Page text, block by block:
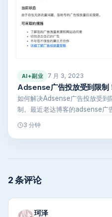
AI+副业 7 月 3, 2023
Adsense广告投放受到限制
如何解决Adsense广告投放受到
制。最近老达博客的adsense广
告…
3 分钟
2 条评论
珂泽